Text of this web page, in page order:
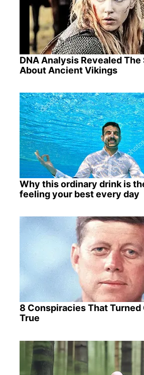
DNA Analysis Revealed
About Ancient Vikings
Why this ordinary drink is
feeling your best every day
8 Conspiracies That Turned
True